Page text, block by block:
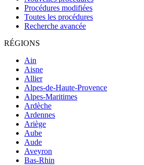
Procédures modifiées
Toutes les procédures
Recherche avancée
RÉGIONS
Ain
Aisne
Allier
Alpes-de-Haute-Provence
Alpes-Maritimes
Ardèche
Ardennes
Ariège
Aube
Aude
Aveyron
Bas-Rhin